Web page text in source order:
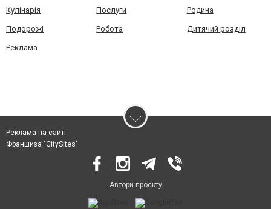
Кулінарія Послуги Родина
Подорожі Робота Дитячий розділ
Реклама
Реклама на сайті
Франшиза "CitySites"
Автори проєкту